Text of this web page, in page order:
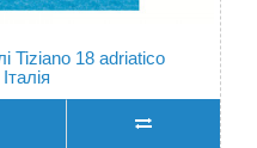
Tiziano 18 adriatico